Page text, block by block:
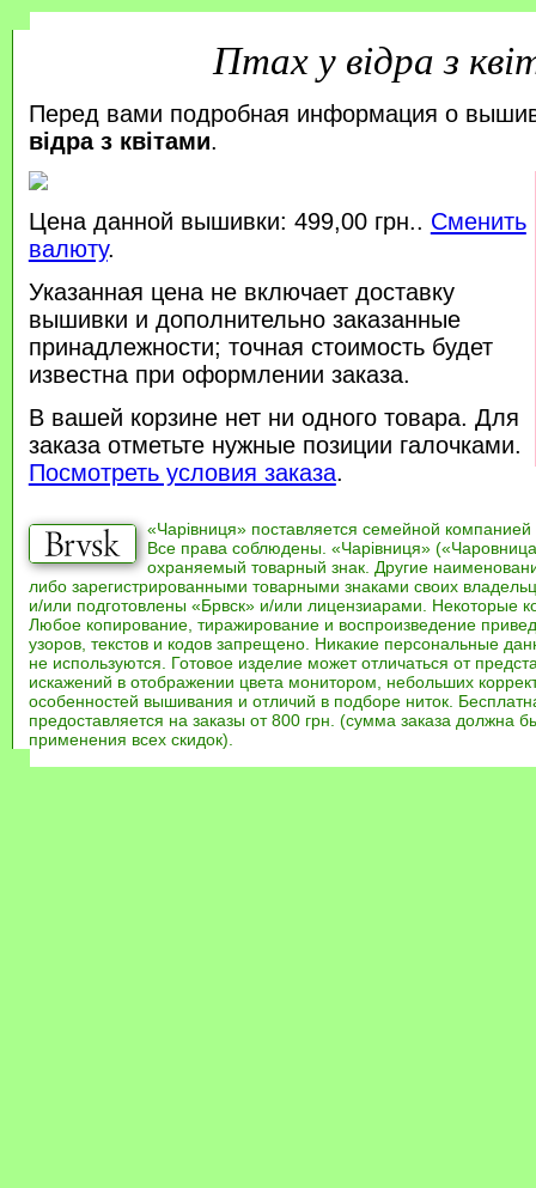
Птах у відра з
Перед вами подробная информация о
відра з квітами.
Цена данной вышивки: 499,00 грн.. Сменить
валюту.
Указанная цена не включает доставку
вышивки и дополнительно заказанные
принадлежности; точная стоимость будет
известна при оформлении заказа.
В вашей корзине нет ни одного товара. Для
заказа отметьте нужные позиции галочками.
Посмотреть условия заказа.
«Чарівниця» поставляется семейной компанией
Все права соблюдены. «Чарівниця»
охраняемый товарный знак. Другие
либо зарегистрированными товарными знаками своих
и/или подготовлены «Брвск» и/или лицензиарами. Некоторые
Любое копирование, тиражирование и воспроизведение
узоров, текстов и кодов запрещено. Никакие персональные
не используются. Готовое изделие может отличаться от
искажений в отображении цвета монитором, небольших
особенностей вышивания и отличий в подборе ниток.
предоставляется на заказы от 800 грн. (сумма заказа должна
применения всех скидок).